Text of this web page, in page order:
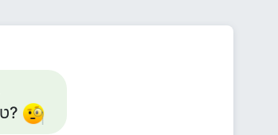
русских словах" товарищ" и " товар" ивритский корень טוב?